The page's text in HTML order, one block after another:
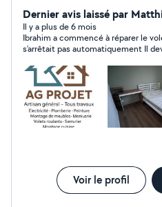
Cuisine Équipée, et la peinture , les chasse d'eau ,pose
de plan de travail cuisine et
autre.
Dernier avis laissé par
Il y a plus de 6 mois
Ibrahim a commencé à réparer le
s’arrêtait pas automatiquement Il devait revenir mais cela fait
Voir le profil